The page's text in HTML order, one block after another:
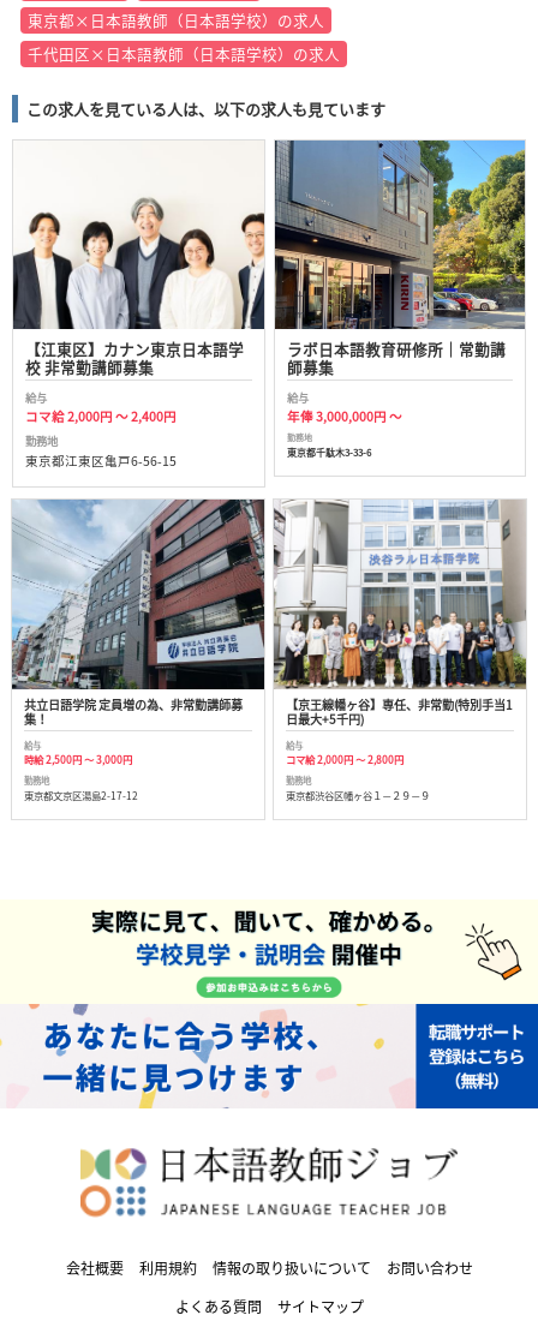
東京都×日本語教師（日本語学校）の求人
千代田区×日本語教師（日本語学校）の求人
この求人を見ている人は、以下の求人も見ています
【江東区】カナン東京日本語学
校 非常勤講師募集
給与
コマ給 2,000円 ～ 2,400円
勤務地
東京都江東区亀戸6-56-15
ラボ日本語教育研修所｜常勤講
師募集
給与
年俸 3,000,000円 ～
勤務地
東京都千駄木3-33-6
共立日語学院 定員増の為、非常勤講師募
集！
給与
時給 2,500円 ～ 3,000円
勤務地
東京都文京区湯島2-17-12
【京王線幡ヶ谷】専任、非常勤(特別手当1
日最大+5千円)
給与
コマ給 2,000円 ～ 2,800円
勤務地
東京都渋谷区幡ヶ谷１－２９－９
会社概要 利用規約 情報の取り扱いについて
お問い合わせ
よくある質問
サイトマップ